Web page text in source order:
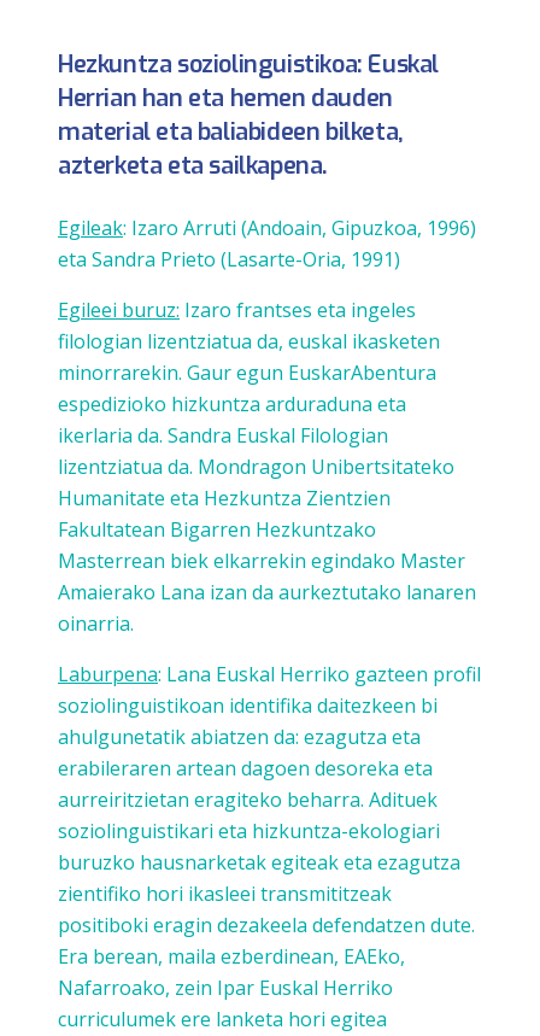
Hezkuntza soziolinguistikoa: Euskal
Herrian han eta hemen dauden
material eta baliabideen bilketa,
azterketa eta sailkapena.
Egileak: Izaro Arruti (Andoain, Gipuzkoa, 1996)
eta Sandra Prieto (Lasarte-Oria, 1991)
Egileei buruz: Izaro frantses eta ingeles
filologian lizentziatua da, euskal ikasketen
minorrarekin. Gaur egun EuskarAbentura
espedizioko hizkuntza arduraduna eta
ikerlaria da. Sandra Euskal Filologian
lizentziatua da. Mondragon Unibertsitateko
Humanitate eta Hezkuntza Zientzien
Fakultatean Bigarren Hezkuntzako
Masterrean biek elkarrekin egindako Master
Amaierako Lana izan da aurkeztutako lanaren
oinarria.
Laburpena: Lana Euskal Herriko gazteen profil
soziolinguistikoan identifika daitezkeen bi
ahulgunetatik abiatzen da: ezagutza eta
erabileraren artean dagoen desoreka eta
aurreiritzietan eragiteko beharra. Adituek
soziolinguistikari eta hizkuntza-ekologiari
buruzko hausnarketak egiteak eta ezagutza
zientifiko hori ikasleei transmititzeak
positiboki eragin dezakeela defendatzen dute.
Era berean, maila ezberdinean, EAEko,
Nafarroako, zein Ipar Euskal Herriko
curriculumek ere lanketa hori egitea